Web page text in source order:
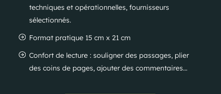
techniques et opérationnelles, fournisseurs
sélectionnés.
Format pratique 15 cm x 21 cm
Confort de lecture : souligner des passages, plier
des coins de pages, ajouter des commentaires…